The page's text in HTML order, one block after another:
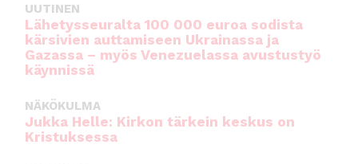
UUTINEN
Lähetysseuralta 100 000 euroa sodista
kärsivien auttamiseen Ukrainassa ja
Gazassa – myös Venezuelassa avustustyö
käynnissä
NÄKÖKULMA
Jukka Helle: Kirkon tärkein keskus on
Kristuksessa